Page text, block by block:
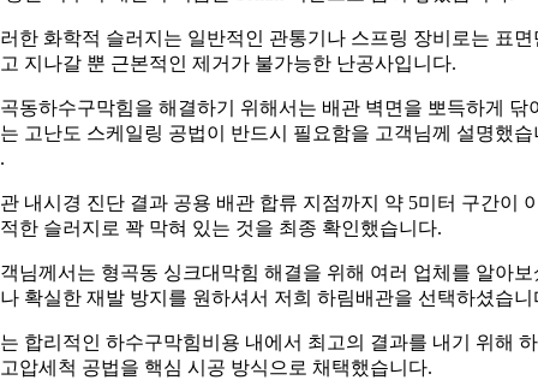
한 화학적 슬러지는 일반적인 관통기나 스프링 장비로는 표면
지나갈 뿐 근본적인 제거가 불가능한 난공사입니다.
동하수구막힘을 해결하기 위해서는 배관 벽면을 뽀득하게 닦
고난도 스케일링 공법이 반드시 필요함을 고객님께 설명했습
내시경 진단 결과 공용 배관 합류 지점까지 약 5미터 구간이
한 슬러지로 꽉 막혀 있는 것을 최종 확인했습니다.
님께서는 형곡동 싱크대막힘 해결을 위해 여러 업체를 알아보
확실한 재발 방지를 원하셔서 저희 하림배관을 선택하셨습니
합리적인 하수구막힘비용 내에서 최고의 결과를 내기 위해
압세척 공법을 핵심 시공 방식으로 채택했습니다.